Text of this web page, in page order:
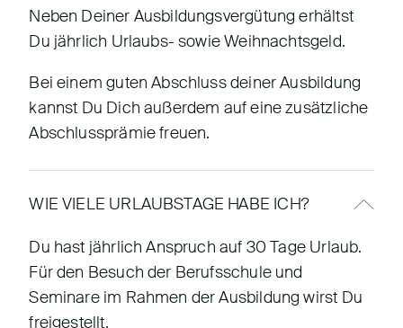
Neben Deiner Ausbildungsvergütung erhältst
Du jährlich Urlaubs- sowie Weihnachtsgeld.
Bei einem guten Abschluss deiner Ausbildung
kannst Du Dich außerdem auf eine zusätzliche
Abschlussprämie freuen.
WIE VIELE URLAUBSTAGE HABE ICH?
Du hast jährlich Anspruch auf 30 Tage Urlaub.
Für den Besuch der Berufsschule und
Seminare im Rahmen der Ausbildung wirst Du
freigestellt.